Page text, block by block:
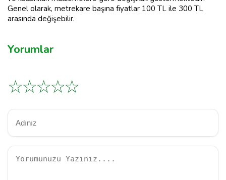
Genel olarak, metrekare başına fiyatlar 100 TL ile 300 TL
arasında değişebilir.
Yorumlar
☆
☆
☆
☆
☆